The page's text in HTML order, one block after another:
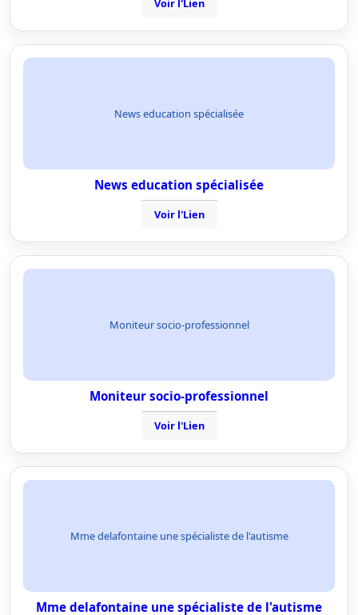
Voir l'Lien
News education spécialisée
News education spécialisée
Voir l'Lien
Moniteur socio-professionnel
Moniteur socio-professionnel
Voir l'Lien
Mme delafontaine une spécialiste de l'autisme
Mme delafontaine une spécialiste de l'autisme